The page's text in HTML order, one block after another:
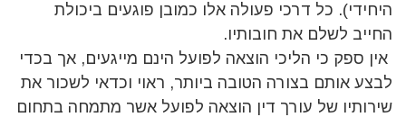
היחידי). כל דרכי פעולה אלו כמובן פוגעים ביכולת
החייב לשלם את חובותיו.
אין ספק כי הליכי הוצאה לפועל הינם מייגעים, אך בכדי
לבצע אותם בצורה הטובה ביותר, ראוי וכדאי לשכור את
שירותיו של עורך דין הוצאה לפועל אשר מתמחה בתחום